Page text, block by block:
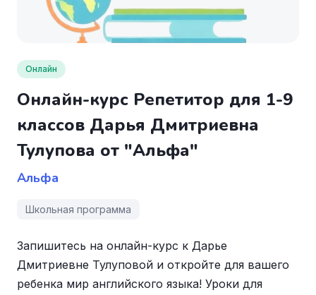
Онлайн
Онлайн-курс Репетитор для 1-9
классов Дарья Дмитриевна
Тулупова от "Альфа"
Альфа
Школьная программа
Запишитесь на онлайн-курс к Дарье
Дмитриевне Тулуповой и откройте для вашего
ребенка мир английского языка! Уроки для